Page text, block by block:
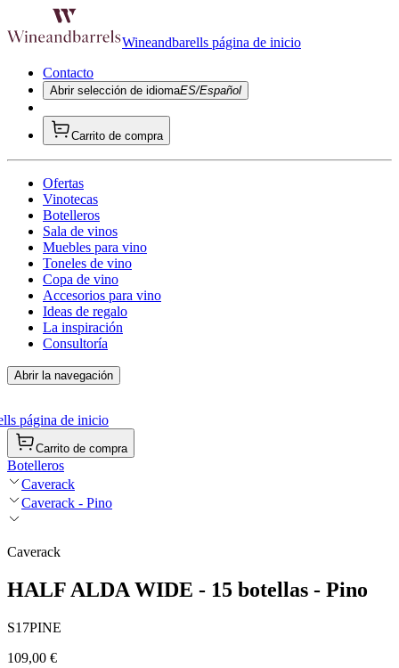
Wineandbarells página de inicio
Contacto
Abrir selección de idiomaES/Español
Carrito de compra
Ofertas
Vinotecas
Botelleros
Sala de vinos
Muebles para vino
Toneles de vino
Copa de vino
Accesorios para vino
Ideas de regalo
La inspiración
Consultoría
Abrir la navegación
página de inicio
Carrito de compra
Botelleros
Caverack
Caverack - Pino
Caverack
HALF ALDA WIDE - 15 botellas - Pino
S17PINE
109,00 €